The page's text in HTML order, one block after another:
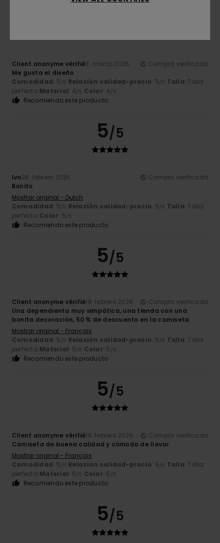
Client anonyme vérifié3. marzo 2026
Compra verificada
Me gusta el diseño
Comodidad: 5/5 Relación calidad-precio: 5/5 Talla: Talla
perfecta Material: 4/5 Color: 4 /5
Recomiendo este producto
5/5
Ivo28. febrero 2026
Compra verificada
Bonito
Mostrar original - Dutch
Comodidad: 5/5 Relación calidad-precio: 5/5 Talla: Talla
perfecta Color: 5/5
Recomiendo este producto
5/5
Client anonyme vérifié18. febrero 2026
Compra verificada
Una dependienta muy simpática, una tienda con una
bonita decoración, 50 % de descuento en la camiseta
Mostrar original - Français
Comodidad: 5/5 Relación calidad-precio: 5/5 Talla: Talla
perfecta Material: 5/5 Color: 5 /5
Recomiendo este producto
5/5
Client anonyme vérifié16. febrero 2026
Compra verificada
Camiseta de buena calidad y cómoda de llevar
Mostrar original - Français
Comodidad: 5/5 Relación calidad-precio: 5/5 Talla: Talla
perfecta Material: 5/5 Color: 5 /5
Recomiendo este producto
5/5